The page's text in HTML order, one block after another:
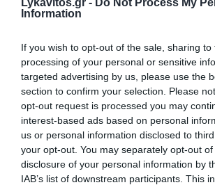
Lykavitos.gr - Do Not Process My
Information
If you wish to opt-out of the sale, sharing
processing of your personal or sensitive
targeted advertising by us, please use the
section to confirm your selection. Please
opt-out request is processed you may
interest-based ads based on personal
us or personal information disclosed to
your opt-out. You may separately opt-out
disclosure of your personal information by
IAB’s list of downstream participants. This
ΗΠΑ: Ο Τραμπ στηρίζει
πρόεδρο στον πόλεμο
καρτέλ με 1 δισ.
Η κυβέρνηση Τραμπ ανακοίνωσε
δισ. δολαρίων για την ενίσχυση της
Κολομβίας, λίγες ώρες μετά την
καθηκόντων του νέου προέδρου
Εσπριέγια.